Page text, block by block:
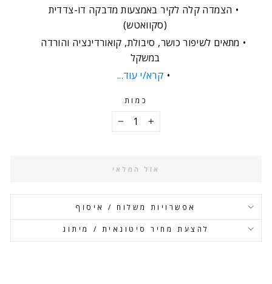
הצמדה קלה לקיר באמצעות מדבקה דו-צדדית
(סקוואטש)
מתאים לשיפור כושר, סיבולת, קואורדינציה והורדה
במשקל
קרא/י עוד...
כמות
+
אזל המלאי
אפשרויות משלוח / איסוף
להצעת מחיר סיטונאית / מיתוג